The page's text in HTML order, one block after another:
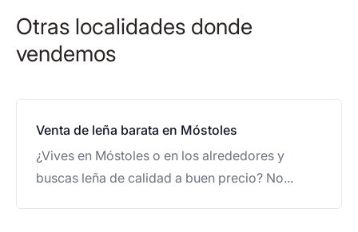
Otras localidades donde
vendemos
Venta de leña barata en Móstoles
¿Vives en Móstoles o en los alrededores y
buscas leña de calidad a buen precio? No...